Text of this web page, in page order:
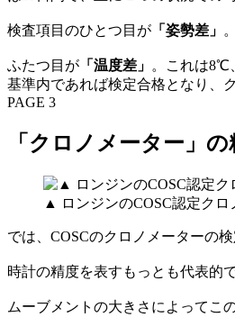
検査項目のひとつ目が 「姿勢差」
ふたつ目が 「温度差」 。これは8℃
基準内であれば検定合格となり、
PAGE 3
「クロノメーター」
▲ ロンジンのCOSC認定クロ
では、COSCのクロノメーターの
時計の精度を表すもっとも代表的
ムーブメントの大きさによってこ